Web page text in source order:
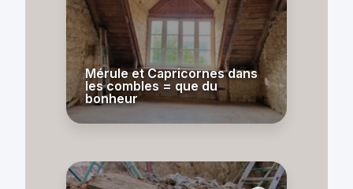
Mérule et Capricornes dans
les combles = que du
bonheur